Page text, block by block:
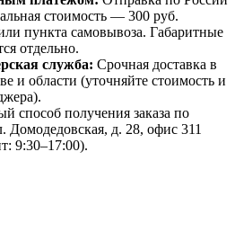
стоимость — 300 руб.
пункта самовывоза. Габаритные
отдельно.
служба: Срочная доставка в
и области (уточняйте стоимость и
способ получения заказа по
Домодедовская, д. 28, офис 311
9:30–17:00).